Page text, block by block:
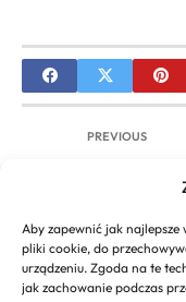
Aby zapewnić jak
pliki cookie, do
urządzeniu. Zgoda na te
jak zachowanie podczas
PREVIOUS
Koszty i
Ile zarabia
Kompleksowy